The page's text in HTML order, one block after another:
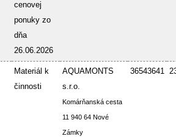
cenovej
ponuky zo
dňa
26.06.2026
Materiál k
činnosti
AQUAMONTS
s.r.o.
Komárňanská cesta
11 940 64 Nové
Zámky
36543641